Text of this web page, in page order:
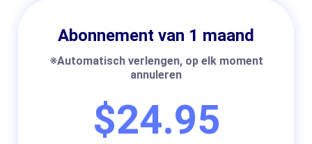
Abonnement van 1 maand
※Automatisch verlengen, op elk moment
annuleren
$24.95